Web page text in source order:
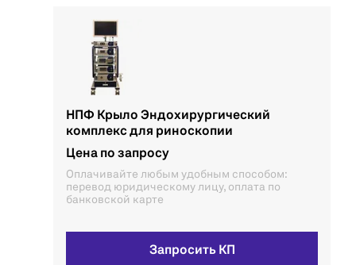
НПФ Крыло Эндохирургический
комплекс для риноскопии
Цена по запросу
Оплачивайте любым удобным способом:
перевод юридическому лицу, оплата по
банковской карте
Запросить КП